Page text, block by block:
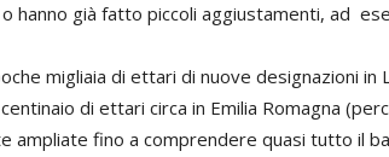
hanno già fatto piccoli aggiustamenti, ad
migliaia di ettari di nuove designazioni in
di ettari circa in Emilia Romagna
ampliate fino a comprendere quasi tutto il